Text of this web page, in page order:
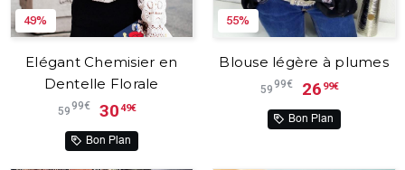
49%
Elégant Chemisier en
Dentelle Florale
5999€ 3049€
Bon Plan
55%
Blouse légère à plumes
5999€ 26 99€
Bon Plan